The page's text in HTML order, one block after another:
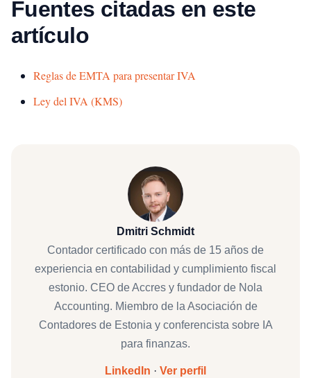
Fuentes citadas en este
artículo
Reglas de EMTA para presentar IVA
Ley del IVA (KMS)
Dmitri Schmidt
Contador certificado con más de 15 años de
experiencia en contabilidad y cumplimiento fiscal
estonio. CEO de Accres y fundador de Nola
Accounting. Miembro de la Asociación de
Contadores de Estonia y conferencista sobre IA
para finanzas.
LinkedIn · Ver perfil